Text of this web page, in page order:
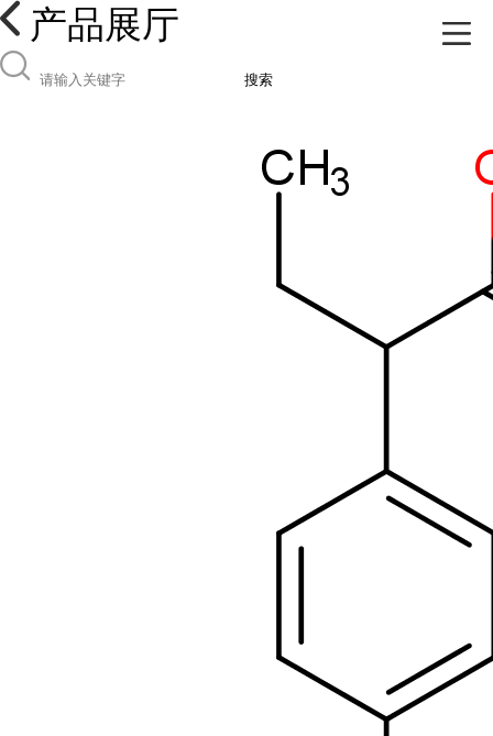
产品展厅
搜索